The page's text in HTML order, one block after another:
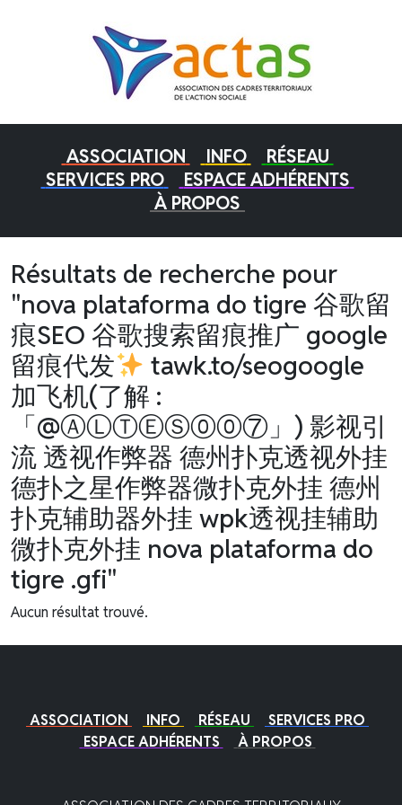
ASSOCIATION INFO
RÉSEAU
SERVICES PRO
ESPACE ADHÉRENTS
À PROPOS
Résultats de recherche pour
"nova plataforma do tigre 谷歌留
痕SEO 谷歌搜索留痕推广 google
留痕代发
tawk.to/seogoogle
加飞机(了解 :
「@ⒶⓁⓉⒺⓈ⓪⓪⑦」) 影视引
流 透视作弊器 德州扑克透视外挂
德扑之星作弊器微扑克外挂 德州
扑克辅助器外挂 wpk透视挂辅助
微扑克外挂 nova plataforma do
tigre .gfi"
Aucun résultat trouvé.
ASSOCIATION INFO RÉSEAU
SERVICES PRO
ESPACE ADHÉRENTS
À PROPOS